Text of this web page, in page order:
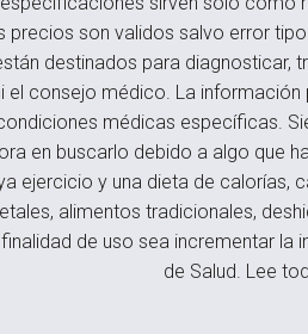
precios son validos salvo error
destinados para diagnosticar,
el consejo médico. La
médicas específicas.
en buscarlo debido a algo que
ejercicio y una dieta de calorías,
alimentos tradicionales,
de uso sea incrementar la
de Salud. Lee